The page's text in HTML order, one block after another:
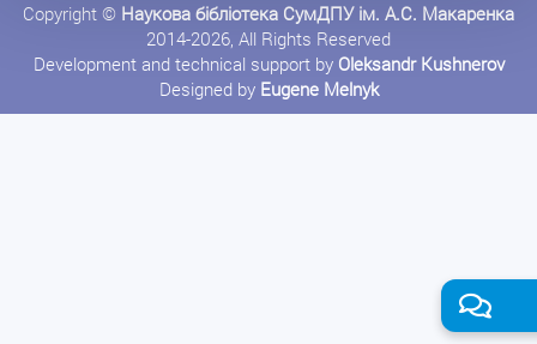
Copyright © Наукова бібліотека СумДПУ ім. А.С. Макаренка
2014-2026, All Rights Reserved
Development and technical support by Oleksandr Kushnerov
Designed by Eugene Melnyk